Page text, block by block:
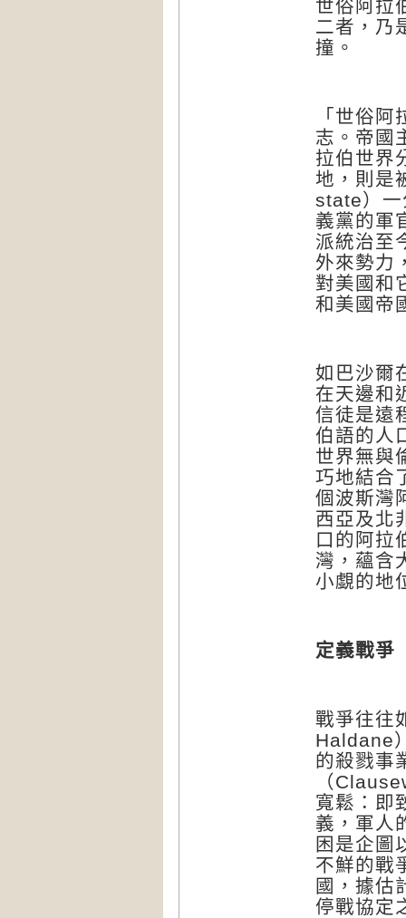
世俗阿拉
二者，乃
撞。
「世俗
志。帝國
拉伯世界
地，則是
state）
義黨的軍
派統治至
外來勢力
對美國和
和美國帝
如巴沙爾
在天邊和
信徒是遠
伯語的人
世界無與
巧地結合
個波斯灣
西亞及北
口的阿拉
灣，蘊含
小覷的地
定義戰爭
戰爭往往
Haldane
的殺戮事
（
寬鬆：即
義，軍人
困是企圖
不鮮的戰
國，據估
停戰協定